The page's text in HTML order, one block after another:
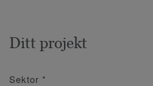
Ditt projekt
Sektor *